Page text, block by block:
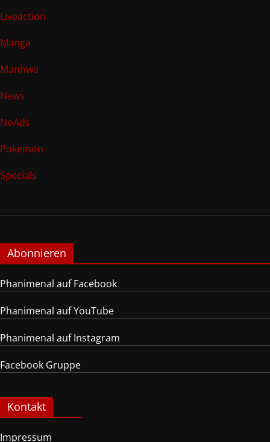
Liveaction
Manga
Manhwa
News
NoAds
Pokemon
Specials
Abonnieren
Phanimenal auf Facebook
Phanimenal auf YouTube
Phanimenal auf Instagram
Facebook Gruppe
Kontakt
Impressum